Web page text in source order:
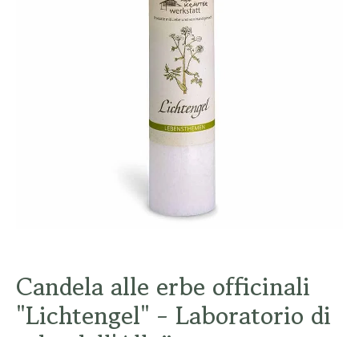
Candela alle erbe officinali
"Lichtengel" - Laboratorio di